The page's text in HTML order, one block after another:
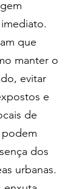
que
manter o
evitar
e
de
podem
dos
urbanas.